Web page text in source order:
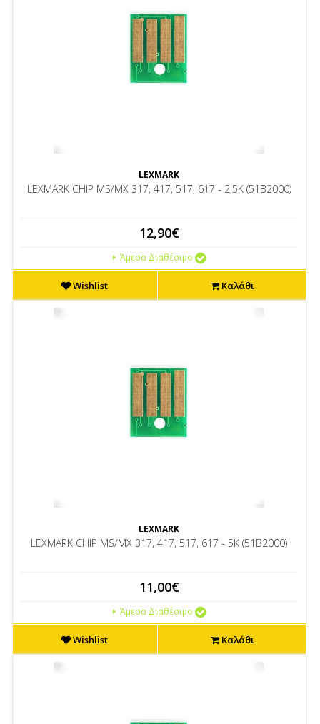
LEXMARK
LEXMARK CHIP MS/MX 317, 417, 517, 617 - 2,5K (51B2000)
12,90€
Άμεσα Διαθέσιμο
Wishlist Καλάθι
LEXMARK
LEXMARK CHIP MS/MX 317, 417, 517, 617 - 5K (51B2000)
11,00€
Άμεσα Διαθέσιμο
Wishlist Καλάθι